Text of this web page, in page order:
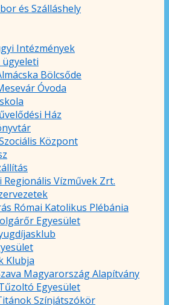
és Szálláshely
Intézmények
Bölcsőde
Óvoda
Ház
Központ
Regionális Vízművek Zrt.
Római Katolikus Plébánia
Egyesület
Klubja
Magyarország Alapítvány
Egyesület
Színjátszókör